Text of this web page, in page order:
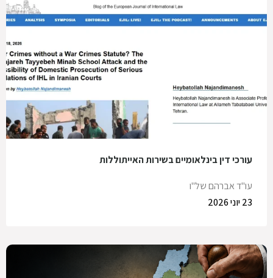
עורכי דין בינלאומיים בשירות האייתוללות
עו"ד אברהם של"ו
23 יוני 2026